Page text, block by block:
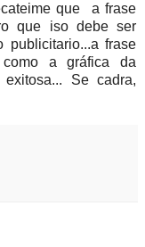
que a frase
que iso debe ser
publicitario...a frase
a gráfica da
Se cadra,